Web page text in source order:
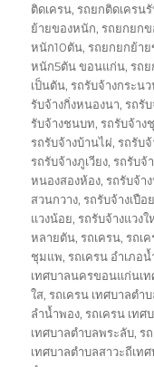
ติดเครน,รถยกติดเครน
ย้ายของหนัก,รถยกยก
หนัก10ตัน,รถยกยกย้า
หนัก5ตัน ขอนแก่น,รถย
เป็นตัน,รถรับจ้างกระน
รับจ้างกิ่งหนองนา,รถรั
รับจ้างชนบท,รถรับจ้าง
รถรับจ้างบ้านไผ่,รถรับ
รถรับจ้างภูเวียง,รถรับจ้
หนองสองห้อง,รถรับจ้า
สวนกวาง,รถรับจ้างเปือ
แวงน้อย,รถรับจ้างแวง
หลายตัน,รถเครน,รถเ
ชุมแพ,รถเครน อำเภอ
เทศบาลนครขอนแก่นเท
ใส,รถเครน เทศบาลตำ
ลำน้ำพอง,รถเครน เทศ
เทศบาลตำบลพระลับ,ร
เทศบาลตำบลสาวะถีเท